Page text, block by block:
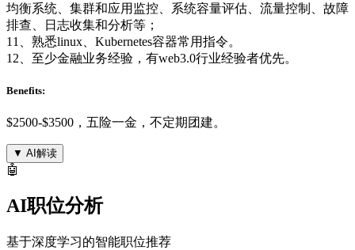
均衡系统、集群和应用监控、系统容量评估、流量控制、故障
排查、日志收集和分析等；
11、熟悉linux、Kubernetes容器常用指令。
12、至少金融业务经验，有web3.0行业经验者优先。
Benefits:
$2500-$3500，五险一金，不定期团建。
▼ AI解读
🤖
AI职位分析
基于深度学习的智能职位推荐